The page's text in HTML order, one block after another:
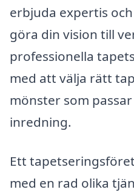
erbjuda expertis
göra din vision till
professionella
med att välja rätt
mönster som
inredning.
Ett
med en rad olika